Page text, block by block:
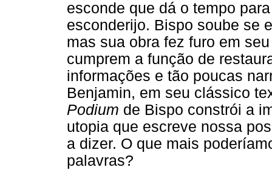
esconde que dá o tempo
esconderijo. Bispo soube se
mas sua obra fez furo em
cumprem a função de
informações e tão poucas
Benjamin, em seu clássico
Podium de Bispo constrói a
utopia que escreve nossa
a dizer. O que mais
palavras?